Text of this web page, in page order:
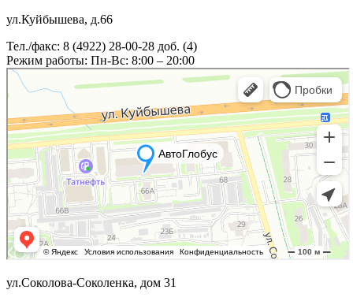
ул.Куйбышева, д.66
Тел./факс: 8 (4922) 28-00-28 доб. (4)
Режим работы: Пн-Вс: 8:00 – 20:00
ул.Соколова-Соколенка, дом 31